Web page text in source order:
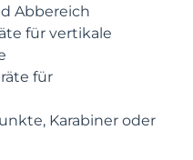
Abbereich
für vertikale
für
Karabiner oder